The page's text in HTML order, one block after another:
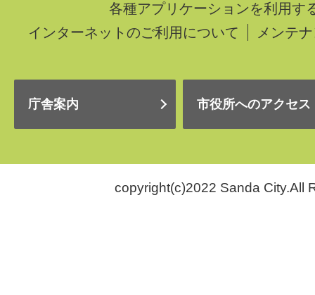
各種アプリケーションを利用す
インターネットのご利用について
メンテ
庁舎案内 市役所へのアクセス
copyright(c)2022 Sanda City.All